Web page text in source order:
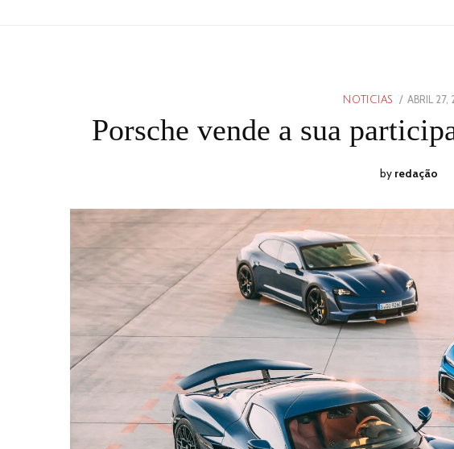
NOTICIAS
POSTED
ABRIL 27,
Porsche vende a sua
by redação